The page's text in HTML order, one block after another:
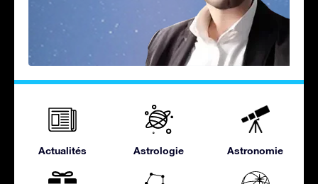
Actualités Astrologie Astronomie